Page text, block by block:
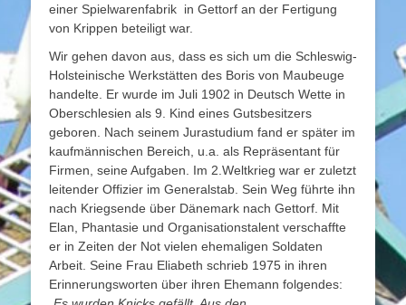
einer Spielwarenfabrik in Gettorf an der Fertigung
von Krippen beteiligt war.
Wir gehen davon aus, dass es sich um die Schleswig-
Holsteinische Werkstätten des Boris von Maubeuge
handelte. Er wurde im Juli 1902 in Deutsch Wette in
Oberschlesien als 9. Kind eines Gutsbesitzers
geboren. Nach seinem Jurastudium fand er später im
kaufmännischen Bereich, u.a. als Repräsentant für
Firmen, seine Aufgaben. Im 2.Weltkrieg war er zuletzt
leitender Offizier im Generalstab. Sein Weg führte ihn
nach Kriegsende über Dänemark nach Gettorf. Mit
Elan, Phantasie und Organisationstalent verschaffte
er in Zeiten der Not vielen ehemaligen Soldaten
Arbeit. Seine Frau Eliabeth schrieb 1975 in ihren
Erinnerungsworten über ihren Ehemann folgendes: